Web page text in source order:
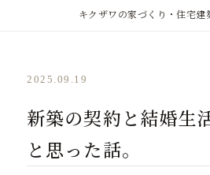
キクザワの家づくり・住宅建
2025.09.19
新築の契約と結婚生
と思った話。